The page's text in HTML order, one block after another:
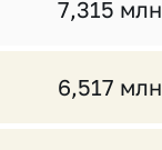
7,315
6,517